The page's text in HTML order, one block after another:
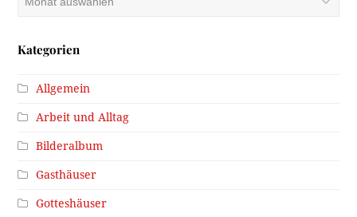
Kategorien
Allgemein
Arbeit und Alltag
Bilderalbum
Gasthäuser
Gotteshäuser